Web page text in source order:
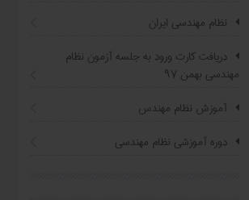
نظام مهندسی ایران
دریافت کارت ورود به جلسه آزمون نظام
مهندسی بهمن ۹۷
آموزش نظام مهندس
دوره آموزشی نظام مهندسی